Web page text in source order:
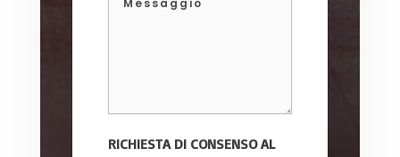
RICHIESTA DI CONSENSO AL